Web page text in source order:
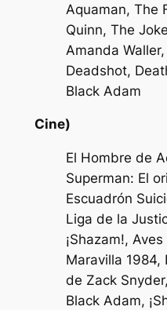
Aquaman, The
Quinn, The
Amanda
Deadshot,
Black Adam
Cine)
El Hombre de
Superman: El
Escuadrón
Liga de la
¡Shazam!,
Maravilla 1984,
de Zack
Black Adam,